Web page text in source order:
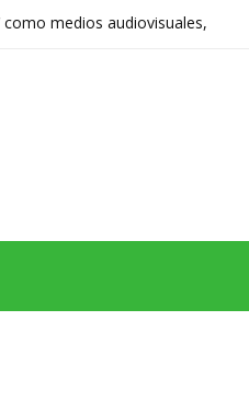
como medios audiovisuales,